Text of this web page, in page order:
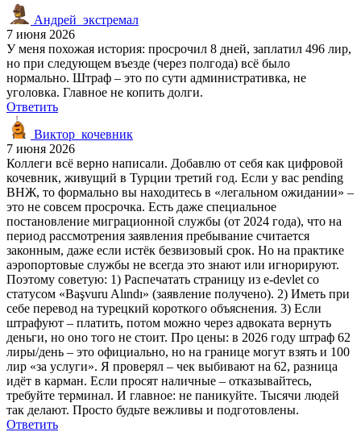
Андрей_экстремал
7 июня 2026
У меня похожая история: просрочил 8 дней, заплатил 496 лир,
но при следующем въезде (через полгода) всё было
нормально. Штраф – это по сути административка, не
уголовка. Главное не копить долги.
Ответить
Виктор_кочевник
7 июня 2026
Коллеги всё верно написали. Добавлю от себя как цифровой
кочевник, живущий в Турции третий год. Если у вас pending
ВНЖ, то формально вы находитесь в «легальном ожидании» –
это не совсем просрочка. Есть даже специальное
постановление миграционной службы (от 2024 года), что на
период рассмотрения заявления пребывание считается
законным, даже если истёк безвизовый срок. Но на практике
аэропортовые службы не всегда это знают или игнорируют.
Поэтому советую: 1) Распечатать страницу из e-devlet со
статусом «Başvuru Alındı» (заявление получено). 2) Иметь при
себе перевод на турецкий короткого объяснения. 3) Если
штрафуют – платить, потом можно через адвоката вернуть
деньги, но оно того не стоит. Про цены: в 2026 году штраф 62
лиры/день – это официально, но на границе могут взять и 100
лир «за услуги». Я проверял – чек выбивают на 62, разница
идёт в карман. Если просят наличные – отказывайтесь,
требуйте терминал. И главное: не паникуйте. Тысячи людей
так делают. Просто будьте вежливы и подготовлены.
Ответить